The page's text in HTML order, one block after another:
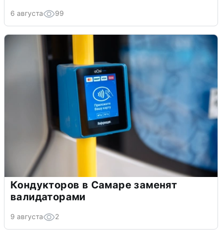
6 августа 99
Кондукторов в Самаре заменят
валидаторами
9 августа 2